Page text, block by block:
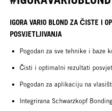
IGORA VARIO BLOND ZA ČISTE I
POSVJETLJIVANJA
Pogodan za sve tehnike i baze
Čisti i optimalni rezultati
Pogodan za aplikaciju na
Integrirana Schwarzkopf